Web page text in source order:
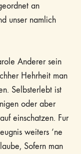
an
unser namlich
Anderer sein
Hehrheit man
Selbsterlebt ist
oder aber
einschatzen. Fur
weiters ‘ne
Sofern man